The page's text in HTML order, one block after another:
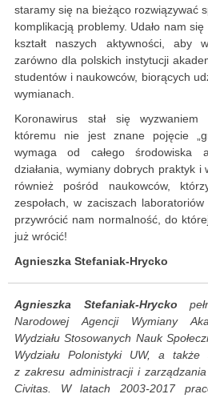
staramy się na bieżąco rozwiązywać
komplikacją problemy. Udało nam
kształt naszych aktywności, aby
zarówno dla polskich instytucji
studentów i naukowców, biorących
wymianach.
Koronawirus stał się wyzwaniem
któremu nie jest znane pojęcie
wymaga od całego środowiska
działania, wymiany dobrych praktyk i
również pośród naukowców,
zespołach, w zaciszach
przywrócić nam normalność, do
już wrócić!
Agnieszka Stefaniak-Hrycko
Agnieszka Stefaniak-Hrycko
Narodowej Agencji Wymiany
Wydziału Stosowanych Nauk
Wydziału Polonistyki UW, a także
z zakresu administracji i
Civitas. W latach 2003-2017